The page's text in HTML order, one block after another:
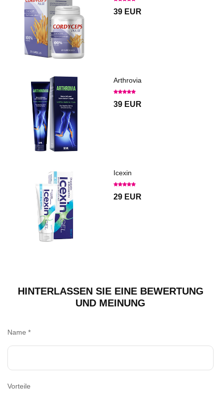
39 EUR
Arthrovia
39 EUR
Icexin
29 EUR
HINTERLASSEN SIE EINE BEWERTUNG
UND MEINUNG
Name *
Vorteile